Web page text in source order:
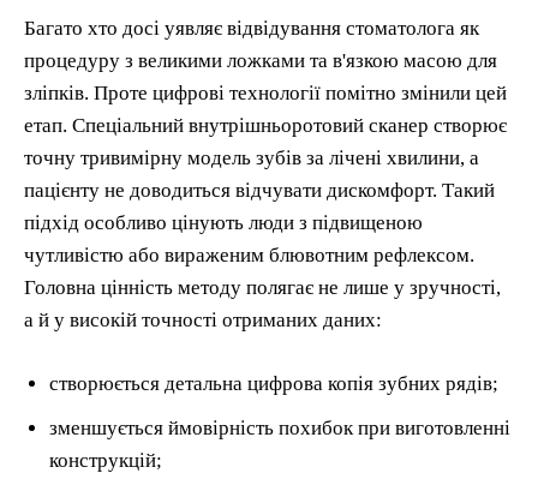
Багато хто досі уявляє відвідування стоматолога як
процедуру з великими ложками та в'язкою масою для
зліпків. Проте цифрові технології помітно змінили цей
етап. Спеціальний внутрішньоротовий сканер створює
точну тривимірну модель зубів за лічені хвилини, а
пацієнту не доводиться відчувати дискомфорт. Такий
підхід особливо цінують люди з підвищеною
чутливістю або вираженим блювотним рефлексом.
Головна цінність методу полягає не лише у зручності,
а й у високій точності отриманих даних:
створюється детальна цифрова копія зубних рядів;
зменшується ймовірність похибок при виготовленні
конструкцій;